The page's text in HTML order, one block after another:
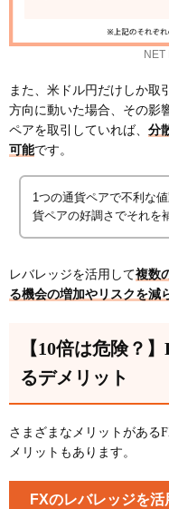
NET
また、米ドル円だけしか取
方向に動いた場合、その影
ペアを取引していれば、 分
可能です。
1つの通貨ペアで不利な
貨ペアの好調さでそれを
レバレッジを活用して複数
る機会の増加やリスクを減
【10倍は危険？
るデメリット
さまざまなメリットがある
メリットもあります。
FXのレバレッジを